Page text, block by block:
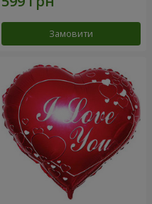
Замовити